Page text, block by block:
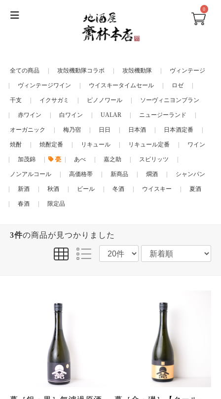
0
全ての商品 攻殻機動隊コラボ 攻殻機動隊 ヴィンテージ
ヴィンテージワイン ウイスキータイムセール ロゼ
干支 イクサガミ ピノノワール ソーヴィニヨンブラン
赤ワイン 白ワイン UALAR ニュージーランド
オーガニック 梅乃宿 日日 日本酒 日本酒定番
焼酎 焼酎定番 リキュール リキュール定番 ワイン
加茂錦 甍 あべ 嘉之助 スピリッツ
ノンアルコール 高価格帯 新商品 燗酒 シャンパン
新酒 秋酒 ビール 冬酒 ウイスキー 夏酒
春酒 限定品
3件の商品が見つかりました